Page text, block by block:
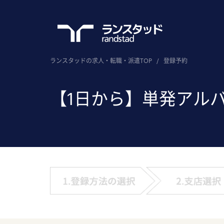
ランスタッドの求人・転職・派遣TOP / 登録予約
【1日から】単発アル